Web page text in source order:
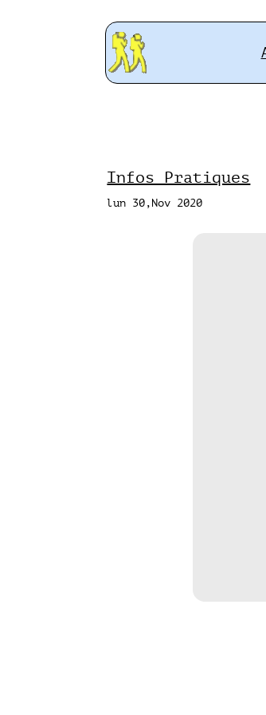
Infos Pratiques
lun 30,Nov 2020